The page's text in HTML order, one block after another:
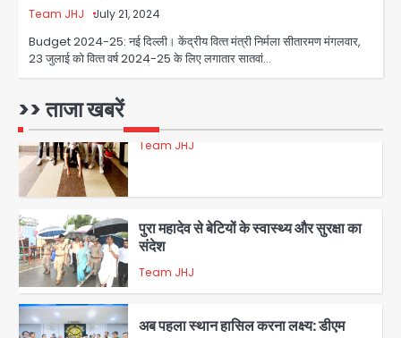
Team JHJ July 21, 2024
Budget 2024-25: नई दिल्‍ली। केंद्रीय वित्‍त मंत्री निर्मला सीतारमण मंगलवार,
23 जुलाई को वित्‍त वर्ष 2024-25 के लिए लगातार सातवां…
>> ताजा खबरें
5
Team JHJ
1
पुरा महादेव से बेटियों के स्वास्थ्य और सुरक्षा का
संदेश
Team JHJ
अब पहला स्थान हासिल करना लक्ष्य: डीएम